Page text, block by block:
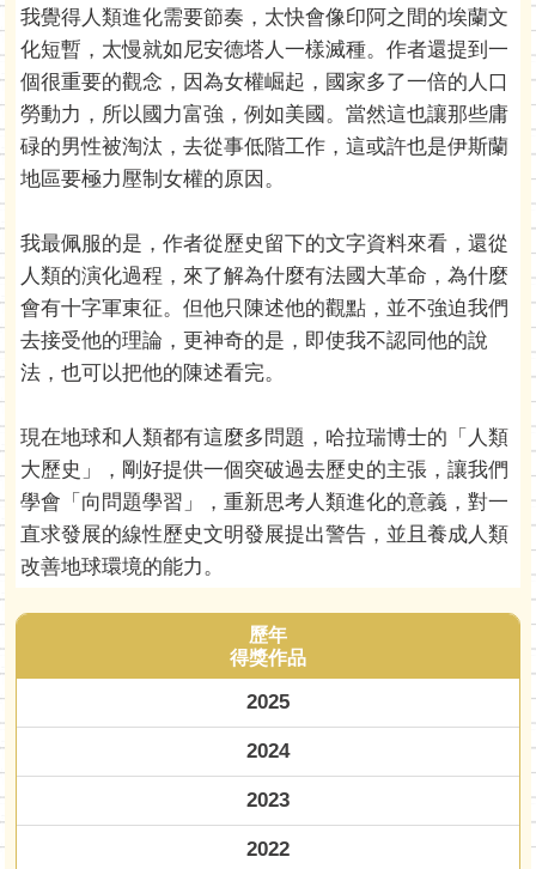
我覺得人類進化需要節奏，太快會像印阿之間的埃蘭文
化短暫，太慢就如尼安德塔人一樣滅種。作者還提到一
個很重要的觀念，因為女權崛起，國家多了一倍的人口
勞動力，所以國力富強，例如美國。當然這也讓那些庸
碌的男性被淘汰，去從事低階工作，這或許也是伊斯蘭
地區要極力壓制女權的原因。
我最佩服的是，作者從歷史留下的文字資料來看，還從
人類的演化過程，來了解為什麼有法國大革命，為什麼
會有十字軍東征。但他只陳述他的觀點，並不強迫我們
去接受他的理論，更神奇的是，即使我不認同他的說
法，也可以把他的陳述看完。
現在地球和人類都有這麼多問題，哈拉瑞博士的「人類
大歷史」，剛好提供一個突破過去歷史的主張，讓我們
學會「向問題學習」，重新思考人類進化的意義，對一
直求發展的線性歷史文明發展提出警告，並且養成人類
改善地球環境的能力。
歷年
得獎作品
2025
2024
2023
2022